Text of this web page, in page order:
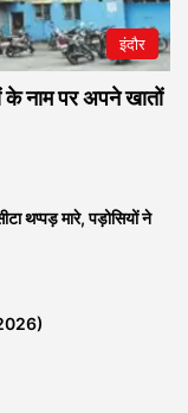
इंदौर
के नाम पर अपने खातों
थप्पड़ मारे, पड़ोसियों ने